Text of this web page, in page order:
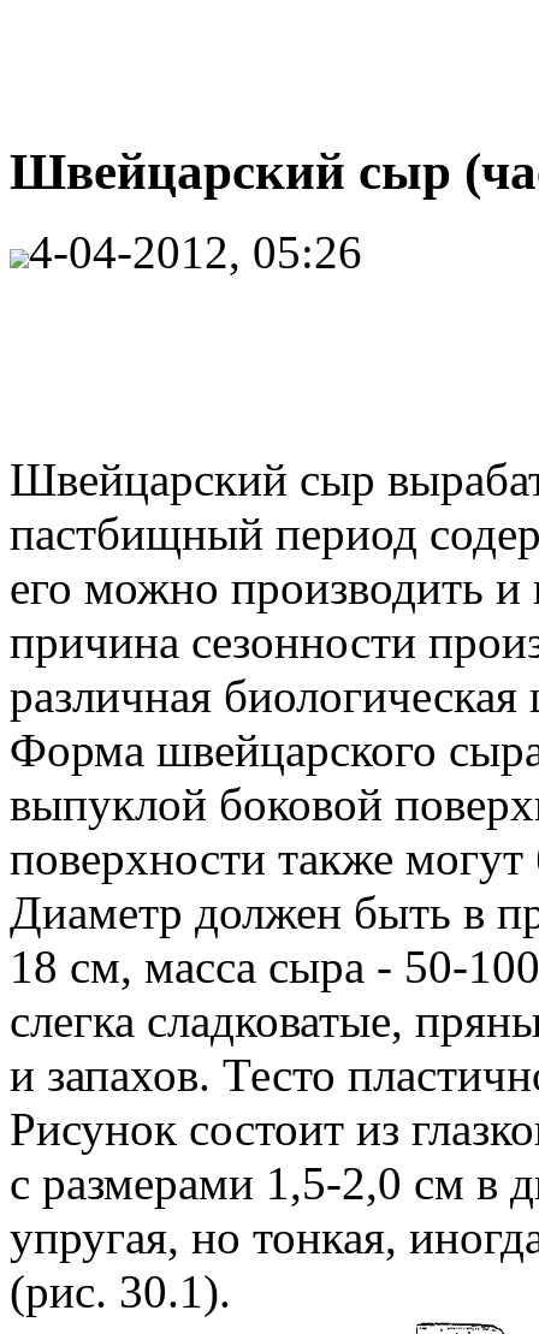
Швейцарский сыр
4-04-2012, 05:26
Швейцарский сыр
пастбищный период
его можно производить и
причина сезонности
различная
Форма швейцарского
выпуклой боковой
поверхности также
Диаметр должен быть в
18 см, масса сыра - 50-
слегка сладковатые,
и запахов. Тесто
Рисунок состоит из
с размерами 1,5-2,0 см в
упругая, но тонкая,
(рис. 30.1).